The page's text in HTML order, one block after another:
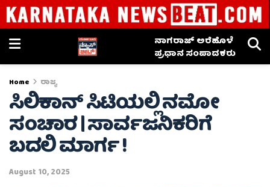
ನಾಗರಾಜ್ ಅರೆಹೊಳೆ
ಪ್ರಧಾನ ಸಂಪಾದಕರು
Home ರಾಜ್ಯ
ಸಿಲಿಕಾನ್‌ ಸಿಟಿಯಲ್ಲಿ ನಮೋ
ಸಂಚಾರ | ಸಾರ್ವಜನಿಕರಿಗೆ
ಬದಲಿ ಮಾರ್ಗ !
August 10, 2025